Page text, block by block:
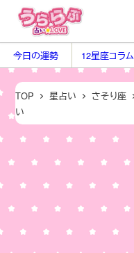
ン
コ
ン
ツ
へ
移
動
今日の運勢 12星座コラム
TOP 星占い さそり座
い